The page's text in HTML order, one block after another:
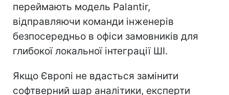
переймають модель Palantir,
відправляючи команди інженерів
безпосередньо в офіси замовників для
глибокої локальної інтеграції ШІ.
Якщо Європі не вдасться замінити
софтверний шар аналітики, експерти